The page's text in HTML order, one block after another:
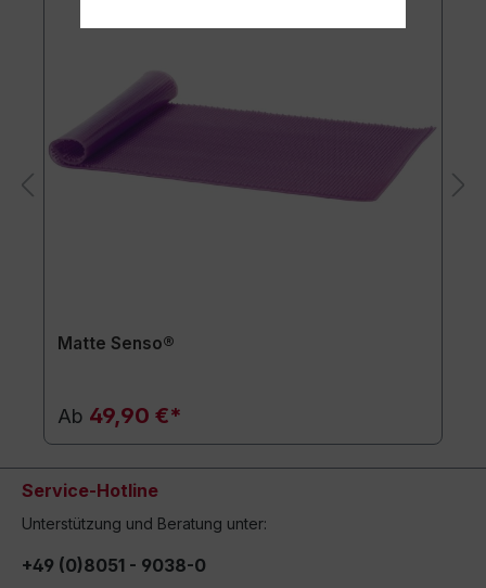
Matte Senso®
Ab 49,90 €*
Service-Hotline
Unterstützung und Beratung unter:
+49 (0)8051 - 9038-0